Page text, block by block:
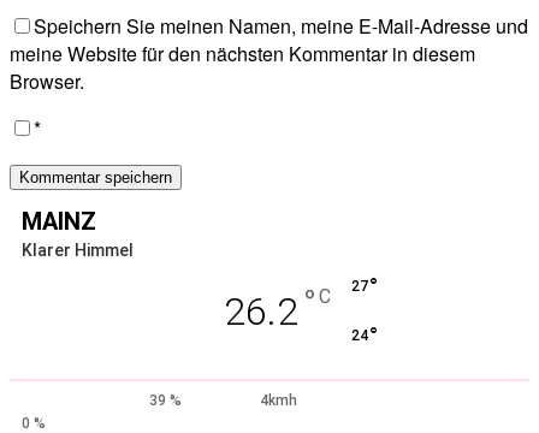
Speichern Sie meinen Namen, meine E-Mail-Adresse und
meine Website für den nächsten Kommentar in diesem
Browser.
*
MAINZ
Klarer Himmel
26.2 ° C 27°
24°
39 %
4kmh
0 %